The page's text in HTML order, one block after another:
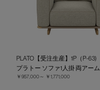
PLATO【受注生産】1P（P-63)
プラトー ソファ1人掛 両アーム
￥957,000～ ￥1,771,000